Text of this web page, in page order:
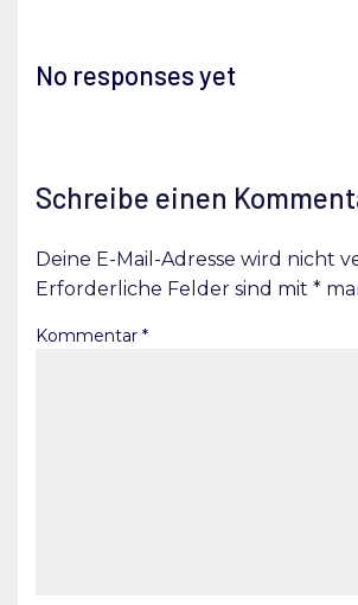
No responses yet
Schreibe einen
Deine E-Mail-Adresse wird nicht
Erforderliche Felder sind mit *
Kommentar *